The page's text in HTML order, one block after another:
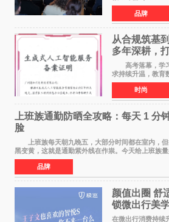
年盛典。这场横跨
会，持续定义着
行业普遍陷
品牌
从合规筑基
多年深耕，
范本
高考落幕，学习
求持续升温，教育
术已经全面融入教
育统一教学之弊、
忧，亦随之凸显
时尚
上班族通勤防晒全攻略：每天 1 分
脸
上班族每天朝九晚五，大部分时间都在室内，但
黑变黄，这就是通勤紫外线在作祟。今天给上班族
天只花 1 分钟，就能轻松搞定。 首先
品牌
颜值出圈 舒
锁微出行美
在微出行消费持续